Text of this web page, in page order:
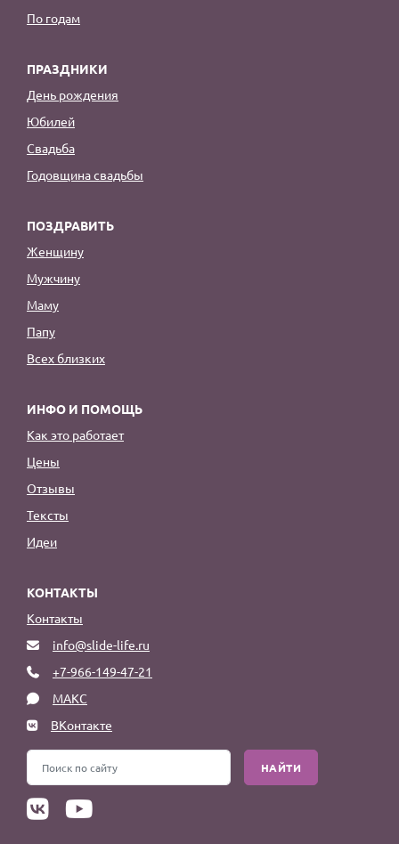
По годам
ПРАЗДНИКИ
День рождения
Юбилей
Свадьба
Годовщина свадьбы
ПОЗДРАВИТЬ
Женщину
Мужчину
Маму
Папу
Всех близких
ИНФО И ПОМОЩЬ
Как это работает
Цены
Отзывы
Тексты
Идеи
КОНТАКТЫ
Контакты
info@slide-life.ru
+7-966-149-47-21
МАКС
ВКонтакте
НАЙТИ